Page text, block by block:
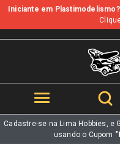
b
Iniciante em Plastimodelismo?
Cadastre-se na Lima Hobbies, e
usando o Cupom